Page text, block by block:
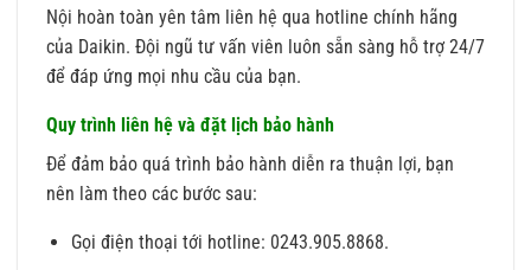
Nội hoàn toàn yên tâm liên hệ qua hotline chính hãng
của Daikin. Đội ngũ tư vấn viên luôn sẵn sàng hỗ trợ 24/7
để đáp ứng mọi nhu cầu của bạn.
Quy trình liên hệ và đặt lịch bảo hành
Để đảm bảo quá trình bảo hành diễn ra thuận lợi, bạn
nên làm theo các bước sau:
Gọi điện thoại tới hotline: 0243.905.8868.